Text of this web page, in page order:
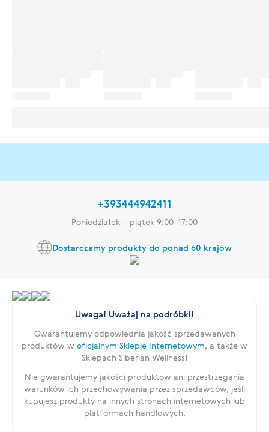
+393444942411
Poniedziałek – piątek 9:00–17:00
Dostarczamy produkty do ponad 60 krajów
Uwaga! Uważaj na podróbki!
Gwarantujemy odpowiednią jakość sprzedawanych
produktów w oficjalnym Sklepie Internetowym, a także w
Sklepach Siberian Wellness!
Nie gwarantujemy jakości produktów ani przestrzegania
warunków ich przechowywania przez sprzedawców, jeśli
kupujesz produkty na innych stronach internetowych lub
platformach handlowych.